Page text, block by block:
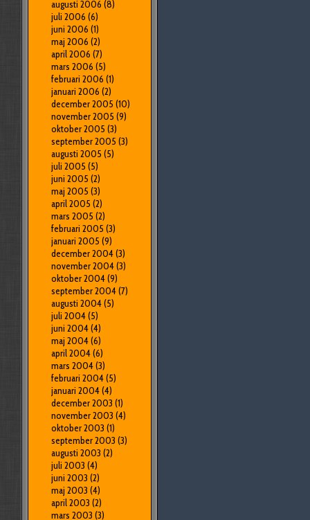
augusti 2006 (8)
juli 2006 (6)
juni 2006 (1)
maj 2006 (2)
april 2006 (7)
mars 2006 (5)
februari 2006 (1)
januari 2006 (2)
december 2005 (10)
november 2005 (9)
oktober 2005 (3)
september 2005 (3)
augusti 2005 (5)
juli 2005 (5)
juni 2005 (2)
maj 2005 (3)
april 2005 (2)
mars 2005 (2)
februari 2005 (3)
januari 2005 (9)
december 2004(3)
november 2004(3)
oktober 2004(9)
september 2004(7)
augusti 2004(5)
juli 2004(5)
juni 2004(4)
maj 2004(6)
april 2004(6)
mars 2004(3)
februari 2004(5)
januari 2004(4)
december 2003 (1)
november 2003 (4)
oktober 2003 (1)
september 2003 (3)
augusti 2003 (2)
juli 2003 (4)
juni 2003 (2)
maj 2003 (4)
april 2003 (2)
mars 2003 (3)